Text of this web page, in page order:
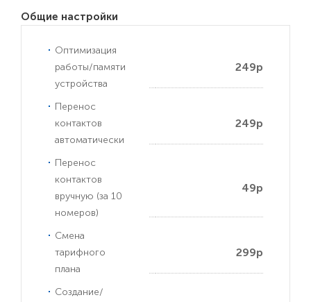
Общие настройки
Оптимизация
работы/памяти
устройства
249р
Перенос
контактов
автоматически
249р
Перенос
контактов
вручную (за 10
номеров)
49р
Смена
тарифного
плана
299р
Создание/